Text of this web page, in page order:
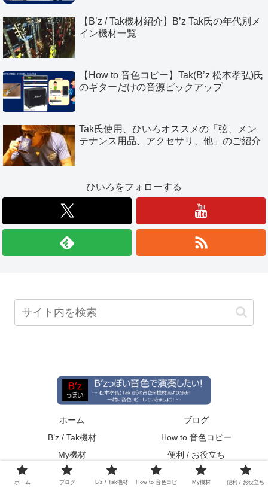
【B’z / Tak機材紹介】B’z Tak氏の年代別メ
イン機材一覧
【How to 音色コピー】Tak(B’z 松本孝弘)氏
のギターだけの音源ピックアップ
Tak氏使用、ひいろオススメの「弦、メン
テナンス用品、アクセサリ、他」のご紹介
ひいろをフォローする
ホーム
ブログ
B’z / Tak機材
How to 音色コピー
My機材
便利 / お役立ち
© 2019-2026 B’zっぽい音色で演奏したい!.
ホーム ブログ B’z / Tak機材
How to 音色コピ
My機材 便利 / お役立ち